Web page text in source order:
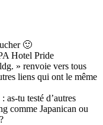
🙂
Hotel Pride
» renvoie vers tous
liens qui ont le même
as-tu testé d’autres
comme Japanican ou